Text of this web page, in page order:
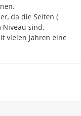
da die Seiten (
Niveau sind.
vielen Jahren eine